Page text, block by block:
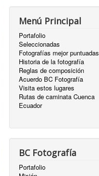
Menú Principal
Portafolio
Seleccionadas
Fotografías mejor puntuadas
Historia de la fotografía
Reglas de composición
Acuerdo BC Fotografía
Visita estos lugares
Rutas de caminata Cuenca
Ecuador
BC Fotografía
Portafolio